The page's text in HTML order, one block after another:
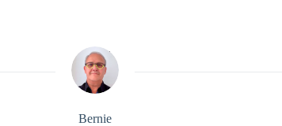
Bernie